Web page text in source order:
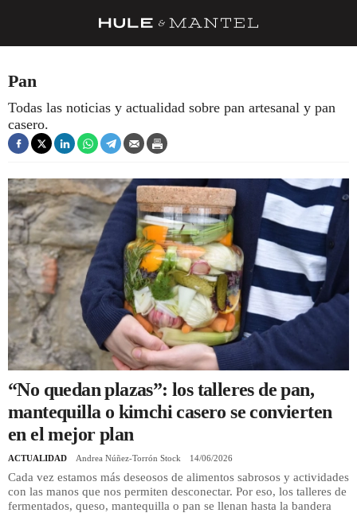
DESPENSA
BARRAS Y ESTRELLAS
DÓNDE COMER
ÍDOLOS DE MESAS
CUADERNO DE VIAJE
TRADICIÓN
MENÚ DEL DÍA
A CUCHILLO
REGISTRO
Pan
Todas las noticias y actualidad sobre pan artesanal y pan
casero.
“No quedan plazas”: los talleres de pan,
mantequilla o kimchi casero se convierten
en el mejor plan
ACTUALIDAD Andrea Núñez-Torrón Stock 14/06/2026
Cada vez estamos más deseosos de alimentos sabrosos y actividades
con las manos que nos permiten desconectar. Por eso, los talleres de
fermentados, queso, mantequilla o pan se llenan hasta la bandera